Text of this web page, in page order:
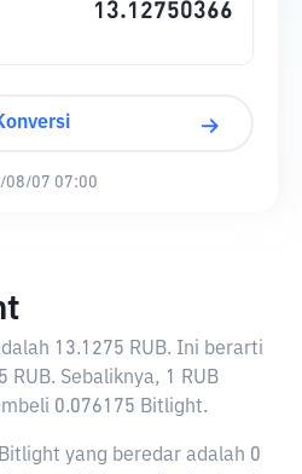
08/07 07:00
13.1275 RUB. Ini berarti
Sebaliknya, 1 RUB
0.076175 Bitlight.
yang beredar adalah 0